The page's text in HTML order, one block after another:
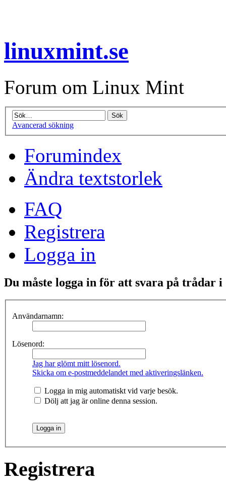
linuxmint.se
Forum om Linux Mint
Avancerad sökning
Forumindex
Ändra textstorlek
FAQ
Registrera
Logga in
Du måste logga in för att svara på trådar i
Användarnamn:
Lösenord:
Jag har glömt mitt lösenord.
Skicka om e-postmeddelandet med aktiveringslänken.
Logga in mig automatiskt vid varje besök.
Dölj att jag är online denna session.
Registrera